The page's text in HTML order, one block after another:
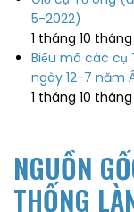
5-2022)
1 tháng 10
Biếu mã các cụ
ngày 12-7 năm
1 tháng 10
NGUỒN
THỐNG